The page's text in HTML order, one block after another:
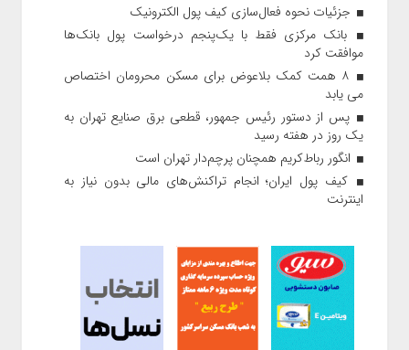
جزئیات نحوه فعال‌سازی کیف پول الکترونیک
بانک مرکزی فقط با یک‌‎پنجم درخواست پول بانک‌ها
موافقت کرد
۸ همت کمک بلاعوض برای مسکن محرومان اختصاص
می یابد
پس از دستور رئیس‌ جمهور، قطعی برق صنایع تهران به
یک روز در هفته رسید
انگور رباط‌کریم همچنان پرچم‌دار تهران است
کیف پول ایران؛ انجام تراکنش‌های مالی بدون نیاز به
اینترنت